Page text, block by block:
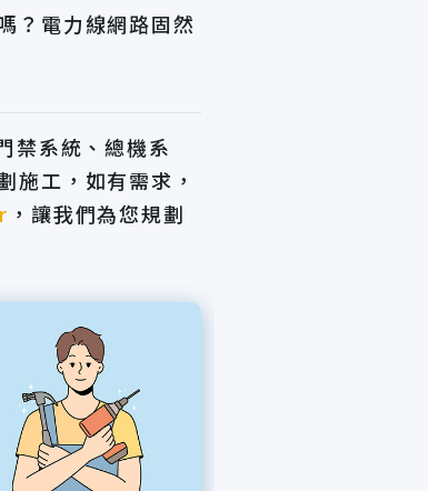
？電力線網路固然
禁系統、總機系
施工，如有需求，
，讓我們為您規劃